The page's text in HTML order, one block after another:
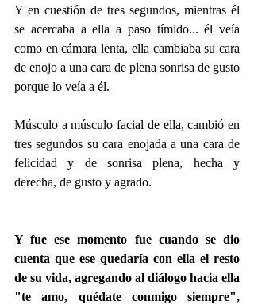
Y en cuestión de tres segundos, mientras él
se acercaba a ella a paso tímido... él veía
como en cámara lenta, ella cambiaba su cara
de enojo a una cara de plena sonrisa de gusto
porque lo veía a él.
Músculo a músculo facial de ella, cambió en
tres segundos su cara enojada a una cara de
felicidad y de sonrisa plena, hecha y
derecha, de gusto y agrado.
Y fue ese momento fue cuando se dio
cuenta que ese quedaría con ella el resto
de su vida, agregando al diálogo hacia ella
"te amo, quédate conmigo siempre",